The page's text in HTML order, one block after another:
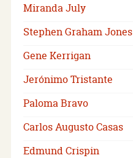
Miranda July
Stephen Graham Jones
Gene Kerrigan
Jerónimo Tristante
Paloma Bravo
Carlos Augusto Casas
Edmund Crispin